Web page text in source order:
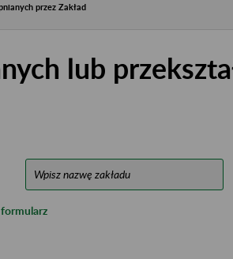
przez Zakład
lub
formularz